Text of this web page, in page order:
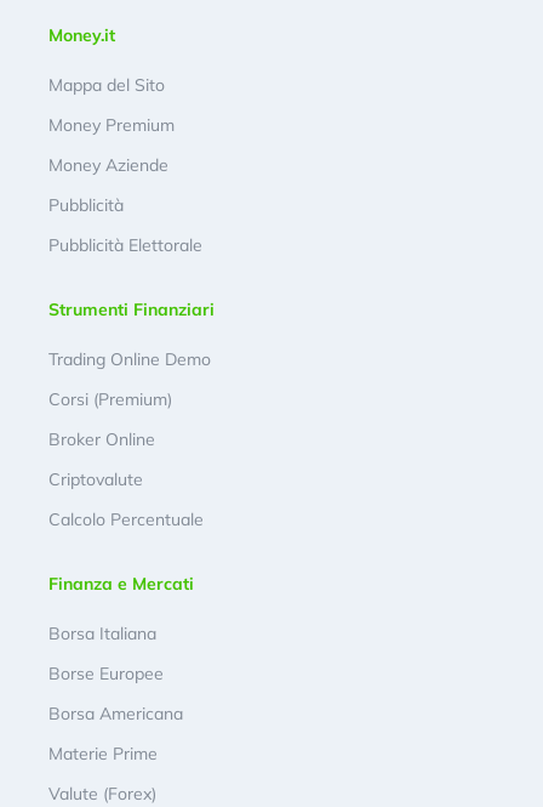
Money.it
Mappa del Sito
Money Premium
Money Aziende
Pubblicità
Pubblicità Elettorale
Strumenti Finanziari
Trading Online Demo
Corsi (Premium)
Broker Online
Criptovalute
Calcolo Percentuale
Finanza e Mercati
Borsa Italiana
Borse Europee
Borsa Americana
Materie Prime
Valute (Forex)